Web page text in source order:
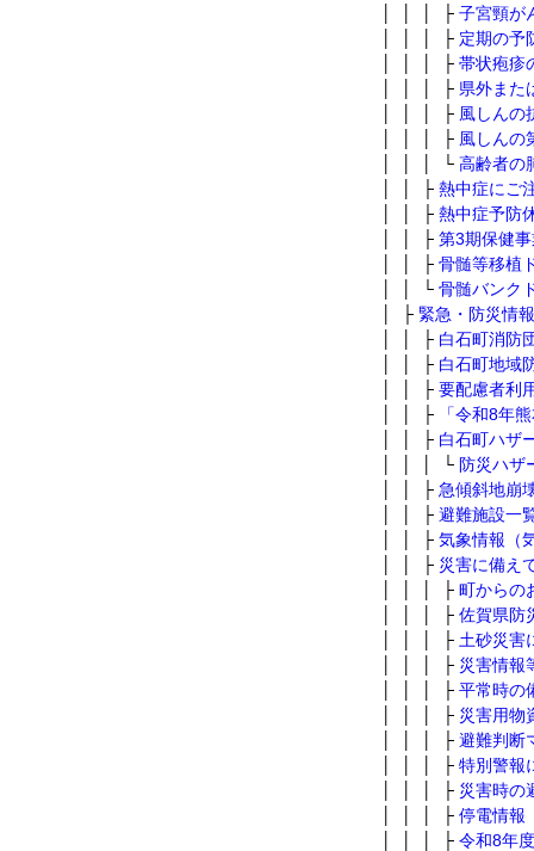
│ │ │ ├ 子宮頸が
│ │ │ ├ 定期の予
│ │ │ ├ 帯状疱疹
│ │ │ ├ 県外また
│ │ │ ├ 風しんの
│ │ │ ├ 風しんの
│ │ │ └ 高齢者の
│ │ ├ 熱中症にご
│ │ ├ 熱中症予防
│ │ ├ 第3期保健
│ │ ├ 骨髄等移植
│ │ └ 骨髄バンク
│ ├ 緊急・防災情報
│ │ ├ 白石町消防
│ │ ├ 白石町地域
│ │ ├ 要配慮者利
│ │ ├
「令和8年
│ │ ├ 白石町ハザ
│ │ │ └ 防災ハザ
│ │ ├ 急傾斜地崩
│ │ ├ 避難施設一
│ │ ├ 気象情報（
│ │ ├ 災害に備え
│ │ │ ├ 町からの
│ │ │ ├ 佐賀県防
│ │ │ ├ 土砂災害
│ │ │ ├ 災害情報
│ │ │ ├ 平常時の
│ │ │ ├ 災害用物
│ │ │ ├ 避難判断
│ │ │ ├ 特別警報
│ │ │ ├ 災害時の
│ │ │ ├ 停電情報
│ │ │ ├ 令和8年